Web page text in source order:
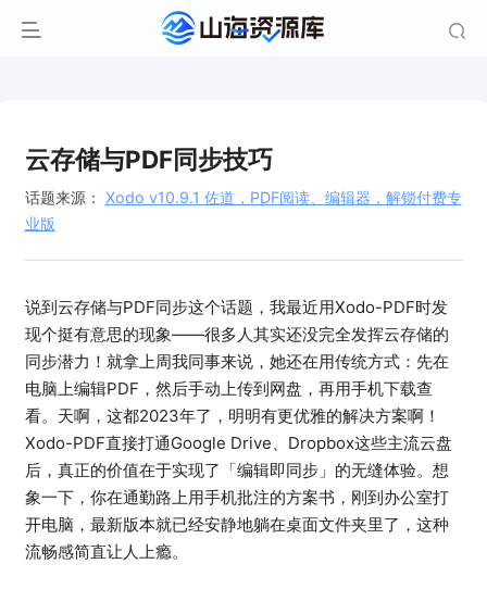
云存储与PDF同步技巧
话题来源： Xodo v10.9.1 佐道，PDF阅读、编辑器，解锁付费专
业版
说到云存储与PDF同步这个话题，我最近用Xodo-PDF时发
现个挺有意思的现象——很多人其实还没完全发挥云存储的
同步潜力！就拿上周我同事来说，她还在用传统方式：先在
电脑上编辑PDF，然后手动上传到网盘，再用手机下载查
看。天啊，这都2023年了，明明有更优雅的解决方案啊！
Xodo-PDF直接打通Google Drive、Dropbox这些主流云盘
后，真正的价值在于实现了「编辑即同步」的无缝体验。想
象一下，你在通勤路上用手机批注的方案书，刚到办公室打
开电脑，最新版本就已经安静地躺在桌面文件夹里了，这种
流畅感简直让人上瘾。